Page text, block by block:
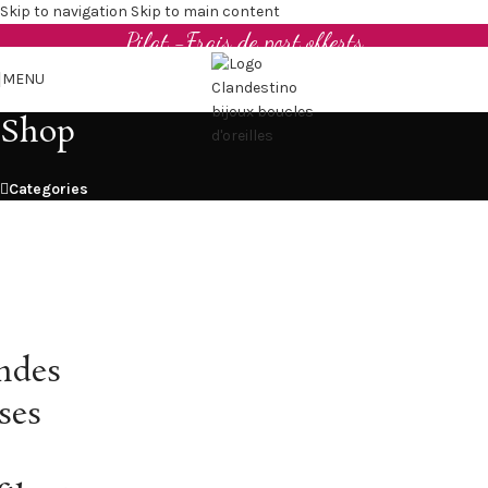
Skip to navigation Skip to main content
Boucles d'oreilles et bijoux en cuir upcyclé - Made in
Pilat -Frais de port offerts
MENU
Shop
Categories